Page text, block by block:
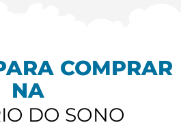
COMPRAR
NA
DO SONO